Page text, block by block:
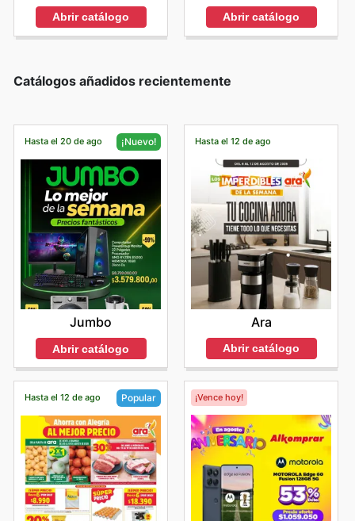
Abrir catálogo Abrir catálogo
Catálogos añadidos recientemente
Hasta el 20 de ago ¡Nuevo!
Jumbo
Abrir catálogo
Hasta el 12 de ago
Ara
Abrir catálogo
Hasta el 12 de ago Popular ¡Vence hoy!